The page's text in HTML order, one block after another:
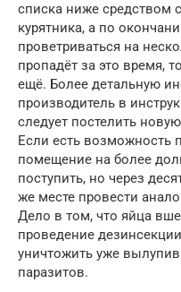
списка ниже средством
курятника, а по
проветриваться на
пропадёт за это время,
ещё. Более детальную
производитель в
следует постелить
Если есть возможность
помещение на более
поступить, но через
же месте провести
Дело в том, что яйца
проведение
уничтожить уже
паразитов.